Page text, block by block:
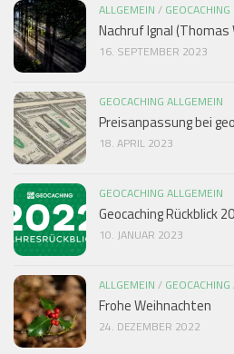
ALLGEMEIN /
Nachruf Ignal (Thomas
16. SEPTEMBER 2023
GEOCACHING ALLGEMEIN
Preisanpassung bei
18. APRIL 2023
GEOCACHING ALLGEMEIN
Geocaching Rückblick
10. JANUAR 2023
ALLGEMEIN /
Frohe Weihnachten
24. DEZEMBER 2022